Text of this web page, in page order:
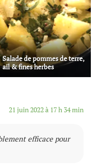
Salade de pommes de terre,
ail & fines herbes
21 juin 2022 à 17 h 34 min
efficace pour